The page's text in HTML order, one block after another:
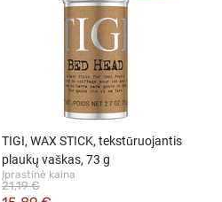
TIGI, WAX STICK, tekstūruojantis
plaukų vaškas, 73 g
Įprastinė kaina
21,19 €